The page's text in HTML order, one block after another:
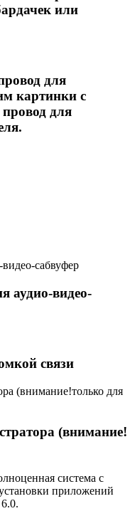
или
для
картинки с
для
аудио-видео-
связи
(внимание!
система с
приложений